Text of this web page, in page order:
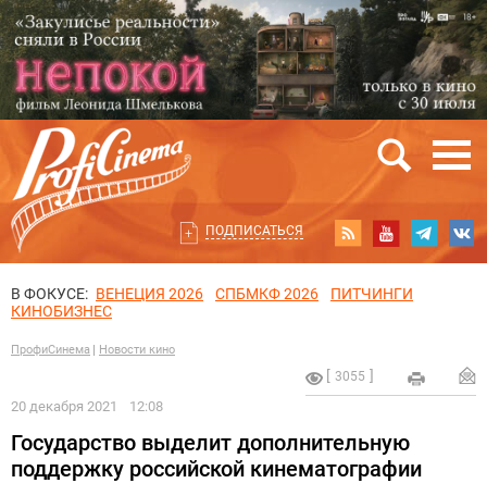
ПОДПИСАТЬСЯ
В ФОКУСЕ: ВЕНЕЦИЯ 2026 СПБМКФ 2026
ПИТЧИНГИ
КИНОБИЗНЕС
ПрофиСинема Новости кино
3055
20 декабря 2021 12:08
Государство выделит дополнительную
поддержку российской кинематографии